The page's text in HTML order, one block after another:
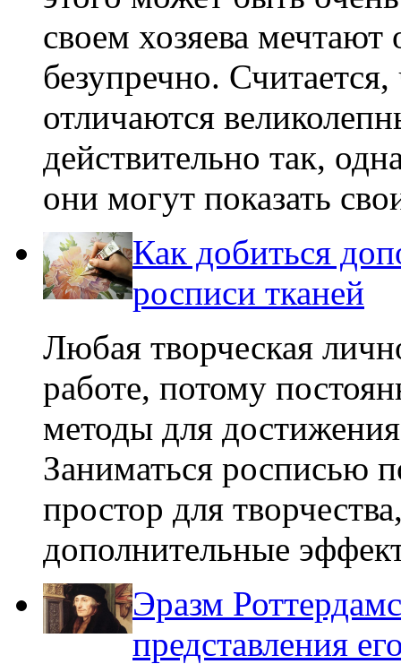
своем хозяева мечтают
безупречно.
отличаются
действительно так,
они могут показать
Как добиться
росписи тканей
Любая творческая
работе, потому
методы для
Заниматься росписью
простор для
дополнительные
Эразм
представления